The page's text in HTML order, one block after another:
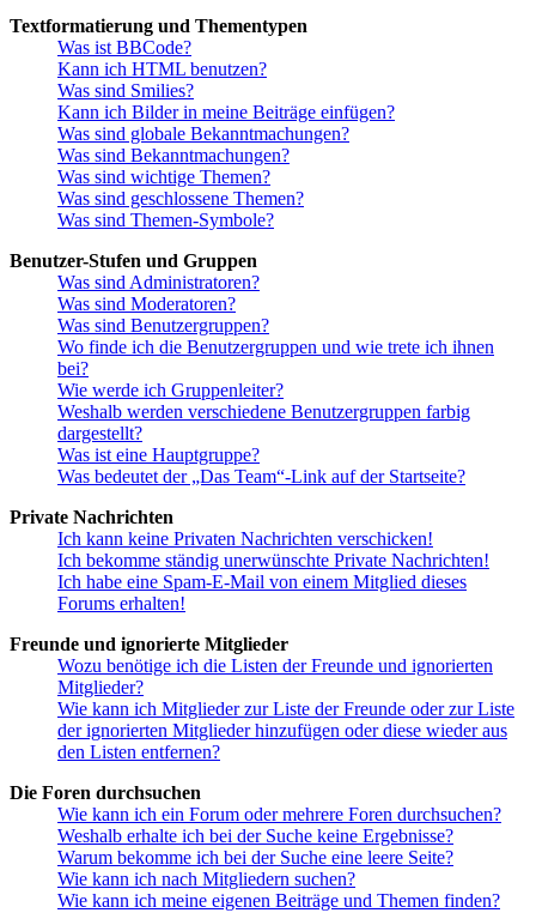
Textformatierung und Thementypen
Was ist BBCode?
Kann ich HTML benutzen?
Was sind Smilies?
Kann ich Bilder in meine Beiträge einfügen?
Was sind globale Bekanntmachungen?
Was sind Bekanntmachungen?
Was sind wichtige Themen?
Was sind geschlossene Themen?
Was sind Themen-Symbole?
Benutzer-Stufen und Gruppen
Was sind Administratoren?
Was sind Moderatoren?
Was sind Benutzergruppen?
Wo finde ich die Benutzergruppen und wie trete ich ihnen
bei?
Wie werde ich Gruppenleiter?
Weshalb werden verschiedene Benutzergruppen farbig
dargestellt?
Was ist eine Hauptgruppe?
Was bedeutet der „Das Team“-Link auf der Startseite?
Private Nachrichten
Ich kann keine Privaten Nachrichten verschicken!
Ich bekomme ständig unerwünschte Private Nachrichten!
Ich habe eine Spam-E-Mail von einem Mitglied dieses
Forums erhalten!
Freunde und ignorierte Mitglieder
Wozu benötige ich die Listen der Freunde und ignorierten
Mitglieder?
Wie kann ich Mitglieder zur Liste der Freunde oder zur Liste
der ignorierten Mitglieder hinzufügen oder diese wieder aus
den Listen entfernen?
Die Foren durchsuchen
Wie kann ich ein Forum oder mehrere Foren durchsuchen?
Weshalb erhalte ich bei der Suche keine Ergebnisse?
Warum bekomme ich bei der Suche eine leere Seite?
Wie kann ich nach Mitgliedern suchen?
Wie kann ich meine eigenen Beiträge und Themen finden?